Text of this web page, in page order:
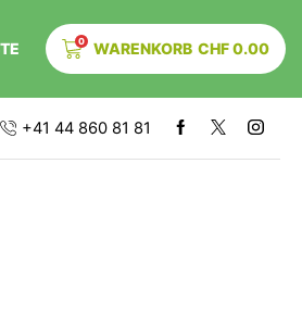
0 WARENKORB CHF0.00
+41 44 860 81 81